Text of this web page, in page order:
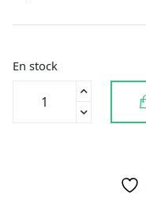
En stock